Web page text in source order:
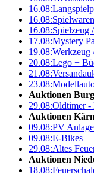
16.08:
16.08:
16.08:Spielzeug
17.08:Mystery
19.08:Werkzeug
20.08:Lego +
21.08:
23.08:
Auktionen
29.08:Oldtimer -
Auktionen
09.08:PV
09.08:E-Bikes
29.08:Altes
Auktionen
18.08: